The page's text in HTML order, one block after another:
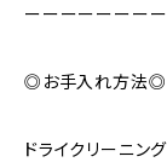
ーーーーーーーー
◎お手入れ方法◎
ドライクリーニン